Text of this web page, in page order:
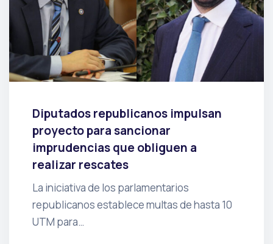
Diputados republicanos impulsan
proyecto para sancionar
imprudencias que obliguen a
realizar rescates
La iniciativa de los parlamentarios
republicanos establece multas de hasta 10
UTM para…